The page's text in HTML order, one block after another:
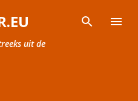
hoofdcontent
uit de